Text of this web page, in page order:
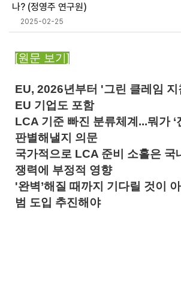
나? (정영주 연구원)
2025-02-25
[원문 보기]
EU, 2026년부터 '그린 클레임 지
EU 기업도 포함
LCA 기준 빠진 분류체계...뭐가 ‘
판별해낼지 의문
국가적으로 LCA 준비 소홀은 국
쟁력에 부정적 영향
'완벽’해질 때까지 기다릴 것이
범 도입 추진해야